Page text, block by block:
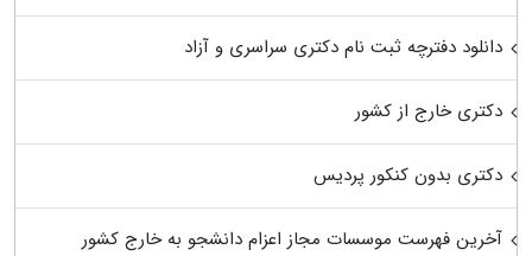
دانلود دفترچه ثبت نام دکتری سراسری و آزاد
دکتری خارج از کشور
دکتری بدون کنکور پردیس
آخرین فهرست موسسات مجاز اعزام دانشجو به خارج کشور